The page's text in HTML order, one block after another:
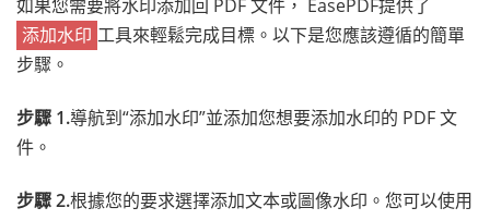
如果您需要將水印添加回 PDF 文件， EasePDF提供了
添加水印 工具來輕鬆完成目標。以下是您應該遵循的簡單
步驟。
步驟 1.導航到“添加水印”並添加您想要添加水印的 PDF 文
件。
步驟 2.根據您的要求選擇添加文本或圖像水印。您可以使用